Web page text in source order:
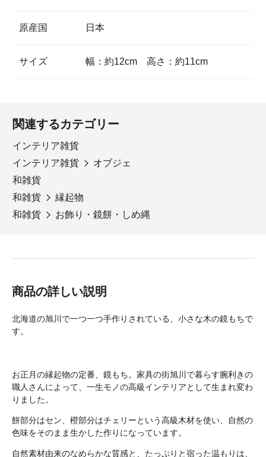
原産国 日本
サイズ 幅：約12cm 高さ：約11cm
関連するカテゴリー
インテリア雑貨
インテリア雑貨
オブジェ
和雑貨
和雑貨
縁起物
和雑貨
お飾り・鏡餅・しめ縄
商品の詳しい説明
北海道の旭川で一つ一つ手作りされている、小さな木の鏡もちで
す。
お正月の縁起物の定番、鏡もち。家具の街旭川で暮らす腕利きの
職人さんによって、一生モノの高級インテリアとして生まれ変わ
りました。
餅部分はセン、橙部分はチェリーという高級木材を使い、自然の
色味をそのまま生かした作りになっています。
自然素材由来のなめらかな質感と、たっぷりと宿った温もりは、